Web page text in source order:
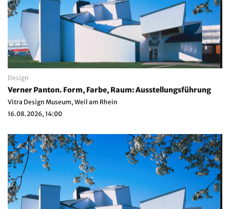
Design
Verner Panton. Form, Farbe, Raum: Ausstellungsführung
Vitra Design Museum, Weil am Rhein
16.08.2026, 14:00